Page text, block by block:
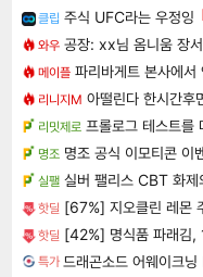
클립 주식 UFC라는 우정잉
와우 공장: xx님 옴니움 장
메이플 파리바게트 본사에서
리니지M 아떨린다 한시간후
리밋제로 프롤로그 테스트
명조 명조 공식 이모티콘 이
실팰 실버 팰리스 CBT 화제
핫딜 [67%] 지오클린 레몬
핫딜 [42%] 명식품 파래김,
특가